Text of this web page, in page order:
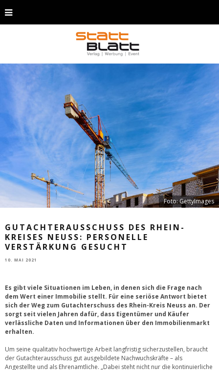
Foto: GettyImages
GUTACHTERAUSSCHUSS DES RHEIN-
KREISES NEUSS: PERSONELLE
VERSTÄRKUNG GESUCHT
10. MAI 2021
Es gibt viele Situationen im Leben, in denen sich die Frage nach
dem Wert einer Immobilie stellt. Für eine seriöse Antwort bietet
sich der Weg zum Gutachterschuss des Rhein-Kreis Neuss an. Der
sorgt seit vielen Jahren dafür, dass Eigentümer und Käufer
verlässliche Daten und Informationen über den Immobilienmarkt
erhalten.
Um seine qualitativ hochwertige Arbeit langfristig sicherzustellen, braucht
der Gutachterausschuss gut ausgebildete Nachwuchskräfte – als
Angestellte und als Ehrenamtliche. „Dabei steht nicht nur die kontinuierliche